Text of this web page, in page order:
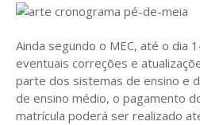
Ainda segundo o MEC, até o dia
eventuais correções e
parte dos sistemas de ensino e
de ensino médio, o pagamento
matrícula poderá ser realizado